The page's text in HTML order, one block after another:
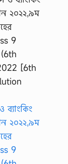
ব্যাংকিং
২০২২,৯ম
9